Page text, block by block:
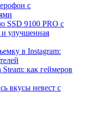
с
SSD 9100 PRO с
улучшенная
в Instagram:
как геймеров
вкусы невест с